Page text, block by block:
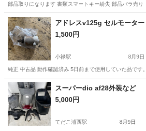
部品取りになります 書類スマートキー紛失 部品バラ売
沖縄 沖縄市 てだこ浦西駅 ホンダ 部品
アドレスv125g セルモーター
1,500円
小禄駅 8月9日
純正 中古品 動作確認済み 5日前まで使用していた品です
沖縄 那覇市 小禄駅 セルモーター
スーパーdio af28外装など
5,000円
てだこ浦西駅 8月9日